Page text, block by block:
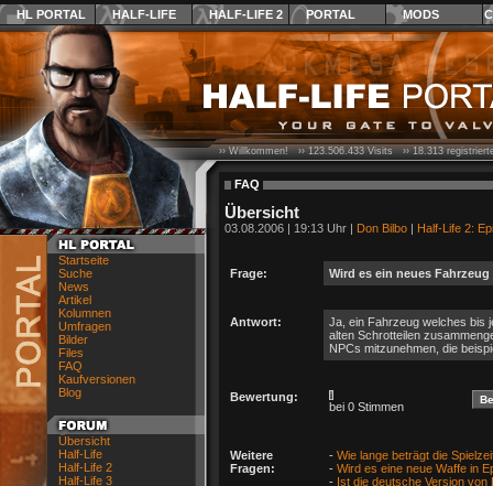
HL PORTAL HALF-LIFE HALF-LIFE 2 PORTAL MODS
Startseite
Suche
News
Artikel
Kolumnen
Umfragen
Bilder
Files
FAQ
Kaufversionen
Blog
Übersicht
Half-Life
Half-Life 2
Half-Life 3
›› Willkommen! ››123.506.433Visits ››18.313
FAQ
Übersicht
03.08.2006 | 19:13 Uhr | Don Bilbo | Half-Life 2:
Frage: Wird es ein neues
Antwort:
Ja, ein Fahrzeug welches bis
alten Schrotteilen
NPCs mitzunehmen, die
Bewertung:
bei 0 Stimmen
Weitere
Fragen:
- Wie lange beträgt die
- Wird es eine neue Waffe in
- Ist die deutsche Version von